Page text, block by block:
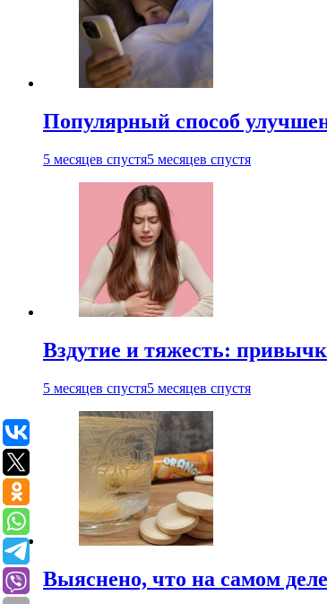
Популярный способ
5 месяцев спустя5 месяцев спустя
Вздутие и тяжесть:
5 месяцев спустя5 месяцев спустя
Выяснено, что на самом